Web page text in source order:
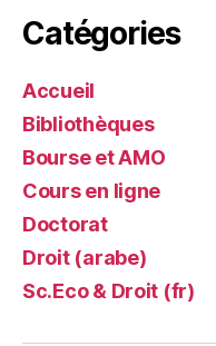
Catégories
Accueil
Bibliothèques
Bourse et AMO
Cours en ligne
Doctorat
Droit (arabe)
Sc.Eco & Droit (fr)